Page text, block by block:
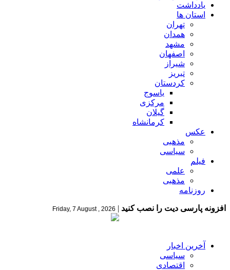
یادداشت
استان ها
تهران
همدان
مشهد
اصفهان
شیراز
تبریز
کردستان
یاسوج
مرکزی
گیلان
کرمانشاه
عکس
مذهبی
سیاسی
فیلم
علمی
مذهبی
روزنامه
افزونه پارسی دیت را نصب کنید |
Friday, 7 August , 2026
آخرین اخبار
سیاسی
اقتصادی